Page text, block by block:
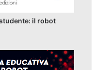
il robot